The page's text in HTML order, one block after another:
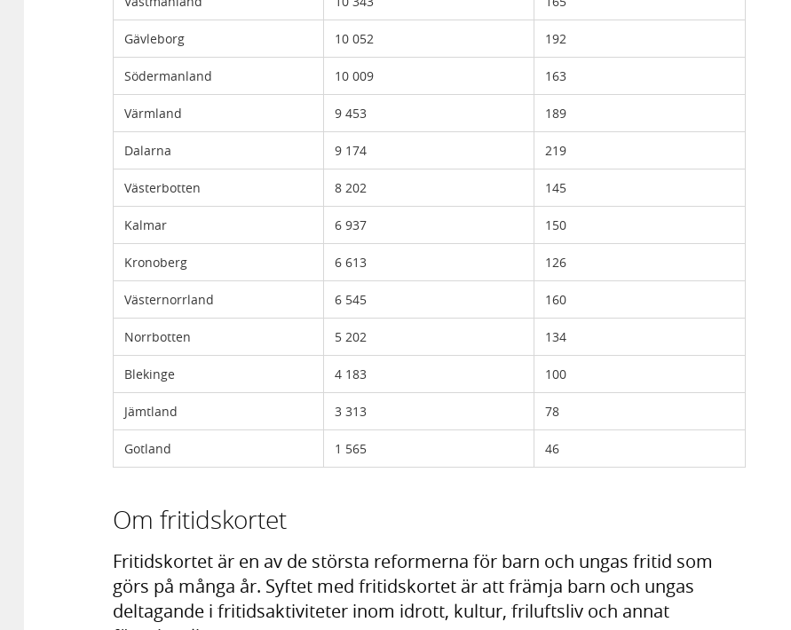
Gävleborg 10 052 192
Södermanland 10 009 163
Värmland 9 453 189
Dalarna 9 174 219
Västerbotten 8 202 145
Kalmar 6 937 150
Kronoberg 6 613 126
Västernorrland 6 545 160
Norrbotten 5 202 134
Blekinge 4 183 100
Jämtland 3 313 78
Gotland 1 565 46
Om fritidskortet
Fritidskortet är en av de största reformerna för barn och ungas fritid som
görs på många år. Syftet med fritidskortet är att främja barn och ungas
deltagande i fritidsaktiviteter inom idrott, kultur, friluftsliv och annat